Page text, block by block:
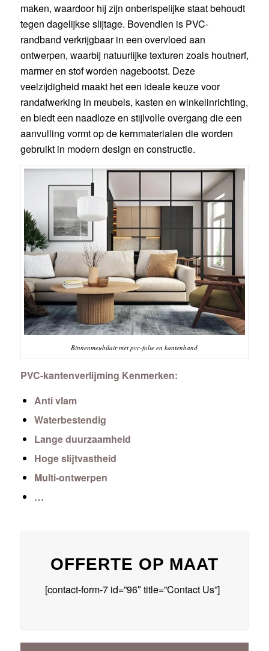
maken, waardoor hij zijn onberispelijke staat behoudt
tegen dagelijkse slijtage. Bovendien is PVC-
randband verkrijgbaar in een overvloed aan
ontwerpen, waarbij natuurlijke texturen zoals houtnerf,
marmer en stof worden nagebootst. Deze
veelzijdigheid maakt het een ideale keuze voor
randafwerking in meubels, kasten en winkelinrichting,
en biedt een naadloze en stijlvolle overgang die een
aanvulling vormt op de kernmaterialen die worden
gebruikt in modern design en constructie.
Binnenmeubilair met pvc-folie en kantenband
PVC-kantenverlijming Kenmerken:
Anti vlam
Waterbestendig
Lange duurzaamheid
Hoge slijtvastheid
Multi-ontwerpen
…
OFFERTE OP MAAT
[contact-form-7 id=”96″ title=”Contact Us”]